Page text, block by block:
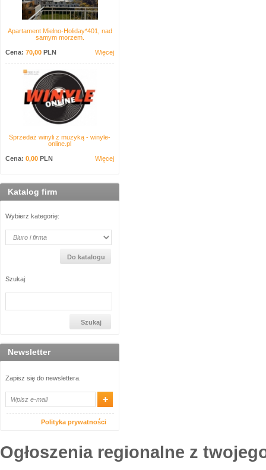
Apartament Mielno-Holiday*401, nad
samym morzem.
Cena: 70,00 PLN Więcej
Sprzedaż winyli z muzyką - winyle-
online.pl
Cena: 0,00 PLN Więcej
Katalog firm
Wybierz kategorię:
Szukaj:
Newsletter
Zapisz się do newslettera.
Polityka prywatności
Ogłoszenia regionalne z